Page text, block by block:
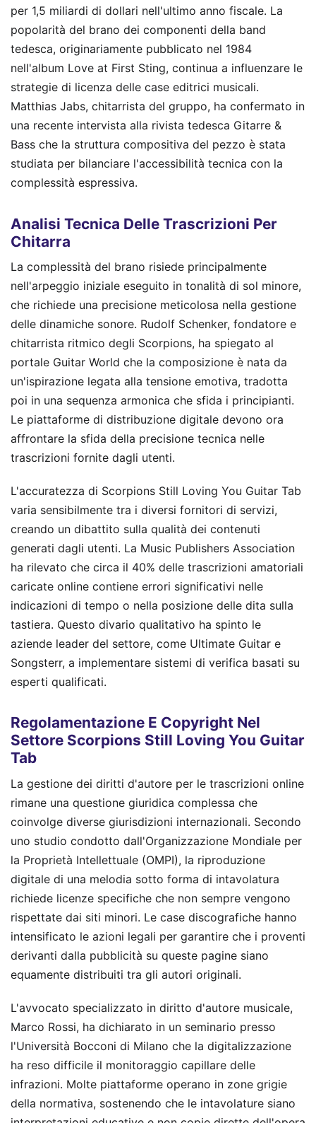
per 1,5 miliardi di dollari nell'ultimo anno fiscale. La
popolarità del brano dei componenti della band
tedesca, originariamente pubblicato nel 1984
nell'album Love at First Sting, continua a influenzare le
strategie di licenza delle case editrici musicali.
Matthias Jabs, chitarrista del gruppo, ha confermato in
una recente intervista alla rivista tedesca Gitarre &
Bass che la struttura compositiva del pezzo è stata
studiata per bilanciare l'accessibilità tecnica con la
complessità espressiva.
Analisi Tecnica Delle Trascrizioni Per
Chitarra
La complessità del brano risiede principalmente
nell'arpeggio iniziale eseguito in tonalità di sol minore,
che richiede una precisione meticolosa nella gestione
delle dinamiche sonore. Rudolf Schenker, fondatore e
chitarrista ritmico degli Scorpions, ha spiegato al
portale Guitar World che la composizione è nata da
un'ispirazione legata alla tensione emotiva, tradotta
poi in una sequenza armonica che sfida i principianti.
Le piattaforme di distribuzione digitale devono ora
affrontare la sfida della precisione tecnica nelle
trascrizioni fornite dagli utenti.
L'accuratezza di Scorpions Still Loving You Guitar Tab
varia sensibilmente tra i diversi fornitori di servizi,
creando un dibattito sulla qualità dei contenuti
generati dagli utenti. La Music Publishers Association
ha rilevato che circa il 40% delle trascrizioni amatoriali
caricate online contiene errori significativi nelle
indicazioni di tempo o nella posizione delle dita sulla
tastiera. Questo divario qualitativo ha spinto le
aziende leader del settore, come Ultimate Guitar e
Songsterr, a implementare sistemi di verifica basati su
esperti qualificati.
Regolamentazione E Copyright Nel
Settore Scorpions Still Loving You Guitar
Tab
La gestione dei diritti d'autore per le trascrizioni online
rimane una questione giuridica complessa che
coinvolge diverse giurisdizioni internazionali. Secondo
uno studio condotto dall'Organizzazione Mondiale per
la Proprietà Intellettuale (OMPI), la riproduzione
digitale di una melodia sotto forma di intavolatura
richiede licenze specifiche che non sempre vengono
rispettate dai siti minori. Le case discografiche hanno
intensificato le azioni legali per garantire che i proventi
derivanti dalla pubblicità su queste pagine siano
equamente distribuiti tra gli autori originali.
L'avvocato specializzato in diritto d'autore musicale,
Marco Rossi, ha dichiarato in un seminario presso
l'Università Bocconi di Milano che la digitalizzazione
ha reso difficile il monitoraggio capillare delle
infrazioni. Molte piattaforme operano in zone grigie
della normativa, sostenendo che le intavolature siano